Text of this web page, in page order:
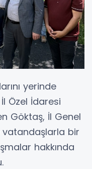
yerinde
Özel İdaresi
Göktaş, İl Genel
vatandaşlarla bir
hakkında